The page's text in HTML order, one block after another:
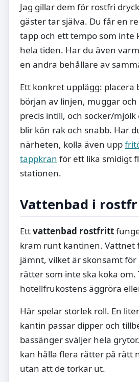
Jag gillar dem för rostfri
gäster tar själva. Du får en
tapp och ett tempo som inte
hela tiden. Har du även
en andra behållare av
Ett konkret upplägg: placera
början av linjen, muggar
precis intill, och socker/
blir kön rak och snabb. Har
närheten, kolla även upp
tappkran för ett lika smidigt
stationen.
Vattenbad i
Ettvattenbad rostfritt
kram runt kantinen. Vattnet
jämnt, vilket är skonsamt för
rätter som inte ska koka om.
hotellfrukostens äggröra
Här spelar storlek roll. En
kantin passar dipper och
bassänger sväljer hela
kan hålla flera rätter på rätt
utan att de torkar ut.